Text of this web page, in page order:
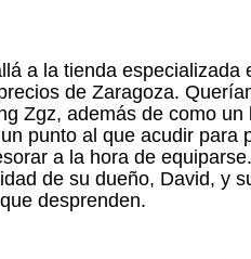
a la tienda especializada
de Zaragoza.
Zgz, además de como
punto al que acudir para
a la hora de
de su dueño, David, y
desprenden.